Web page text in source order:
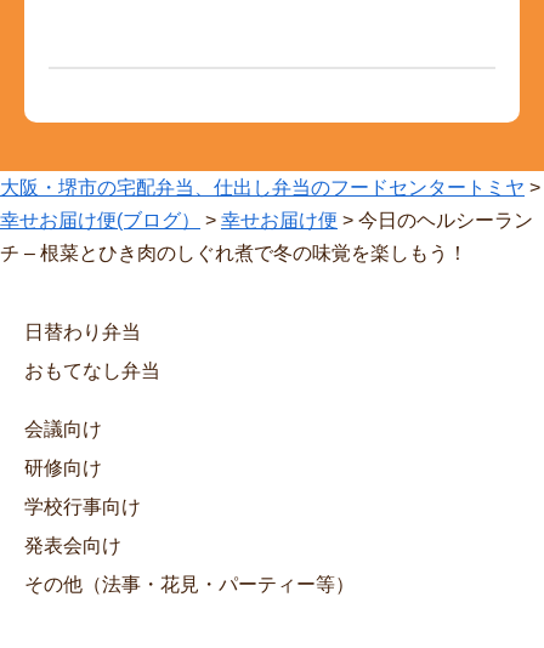
大阪・堺市の宅配弁当、仕出し弁当のフードセンタートミヤ >
幸せお届け便(ブログ）
> 幸せお届け便 > 今日のヘルシーラン
チ – 根菜とひき肉のしぐれ煮で冬の味覚を楽しもう！
日替わり弁当
おもてなし弁当
会議向け
研修向け
学校行事向け
発表会向け
その他（法事・花見・パーティー等）